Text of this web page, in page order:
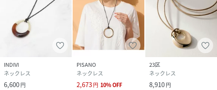
INDIVI
ネックレス
6,600円
PISANO
ネックレス
2,673円 10%OFF
23区
ネックレス
8,910円